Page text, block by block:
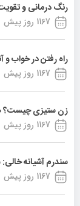
رنگ درمانی و
1167 روز پیش
راه رفتن در خواب و
1167 روز پیش
زن ستیزی چیست؟
1167 روز پیش
سندرم آشیانه خالی: 5 علامت و نشانه آن
1167 روز پیش